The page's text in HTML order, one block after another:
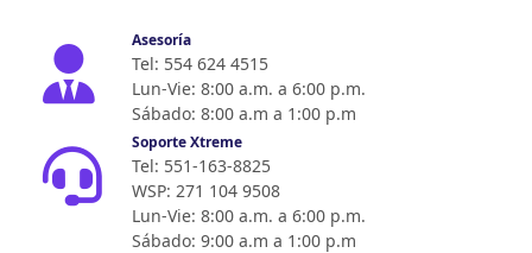
Asesoría
Tel: 554 624 4515
Lun-Vie: 8:00 a.m. a 6:00 p.m.
Sábado: 8:00 a.m a 1:00 p.m
Soporte Xtreme
Tel: 551-163-8825
WSP: 271 104 9508
Lun-Vie: 8:00 a.m. a 6:00 p.m.
Sábado: 9:00 a.m a 1:00 p.m